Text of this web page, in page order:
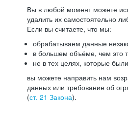
Вы в любой момент можете
удалить их самостоятельно
Если вы считаете, что мы:
обрабатываем данные
в большем объёме, чем это
не в тех целях, которые
вы можете направить нам
данных или требование об
(ст. 21 Закона).